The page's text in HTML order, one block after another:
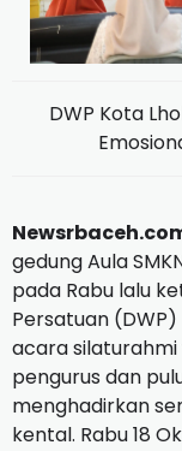
DWP Kota
gedung Aula
pada Rabu lalu
Persatuan
acara
pengurus dan
menghadirkan
kental. Rabu 18